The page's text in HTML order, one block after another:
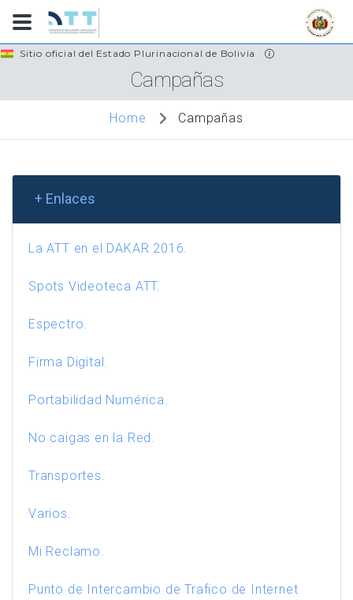
Skip
to
main
content
Sitio oficial del Estado Plurinacional de Bolivia
Campañas
Home Campañas
+ Enlaces
La ATT en el DAKAR 2016.
Spots Videoteca ATT.
Espectro.
Firma Digital.
Portabilidad Numérica.
No caigas en la Red.
Transportes.
Varios.
Mi Reclamo.
Punto de Intercambio de Trafico de Internet